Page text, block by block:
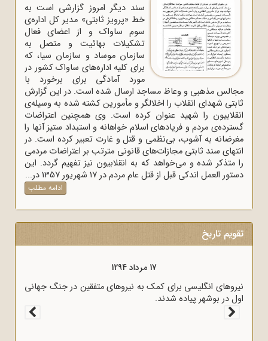
سند دیگر امروز گزارشی است به
خط «پرویز ثابتی» مدیر کل اداره‌ی
سوم ساواک و از اعضای فعال
تشکیلات بهائیت و متصل به
سازمان موساد و سازمان سیا، که
برای کلیه اداره‌های ساواک‌ کشور در
مورد آمادگی برای برخورد با
مجالس مذهبی و وعاظ مساجد ارسال شده است. در این گزارش
ثابتی شهدای انقلاب را اخلالگر و مأمورین کشته شده به وسیله‌ی
انقلابیون را شهید عنوان کرده است. وی همچنین اعتراضات
گسترده‌ی مردم و فریادهای اسلام خواهانه و استبداد ستیز آنها را
مغرضانه به آشوب، بی‌نظمی و قتل و غارت تعبیر کرده است. در
انتهای سند ثابتی مجازات‌های قانونی مترتب بر اعتراضات مردمی
را متذکر شده و می‌خواهد که به انقلابیون نیز تفهیم گردد. این
دستور العمل اندکی قبل از قتل عام مردم در 17 شهریور 1357 در...
ادامه مطلب
تقویم تاریخ
17 مرداد 1294
نیروهای انگلیسی برای کمک به نیروهای متفقین در جنگ جهانی
اول در بوشهر پیاده شدند.
وسیله